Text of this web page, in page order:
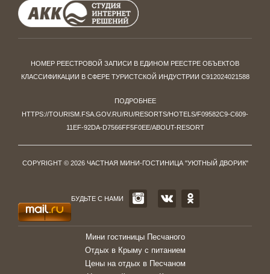
НОМЕР РЕЕСТРОВОЙ ЗАПИСИ В ЕДИНОМ РЕЕСТРЕ ОБЪЕКТОВ
КЛАССИФИКАЦИИ В СФЕРЕ ТУРИСТСКОЙ ИНДУСТРИИ С912024021588
ПОДРОБНЕЕ
HTTPS://TOURISM.FSA.GOV.RU/RU/RESORTS/HOTELS/F09582C9-C609-
11EF-92DA-D7566FF5F0EE/ABOUT-RESORT
COPYRIGHT © 2026 ЧАСТНАЯ МИНИ-ГОСТИНИЦА "УЮТНЫЙ ДВОРИК"
БУДЬТЕ С НАМИ
Мини гостиницы Песчаного
Отдых в Крыму с питанием
Цены на отдых в Песчаном